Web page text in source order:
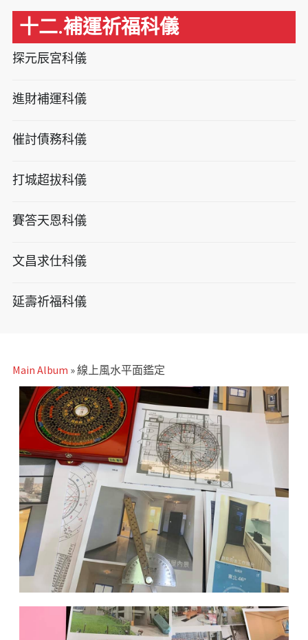
十二.補運祈福科儀
探元辰宮科儀
進財補運科儀
催討債務科儀
打城超拔科儀
賽答天恩科儀
文昌求仕科儀
延壽祈福科儀
Main Album » 線上風水平面鑑定